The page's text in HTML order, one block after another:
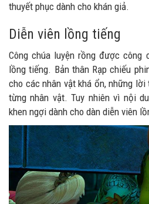
thuyết phục dành cho khán giả.
Diễn viên lồng tiếng
Công chúa luyện rồng được công
lồng tiếng. Bản thân Rạp chiếu
cho các nhân vật khá ổn, những
từng nhân vật. Tuy nhiên vì nội
khen ngợi dành cho dàn diễn viên